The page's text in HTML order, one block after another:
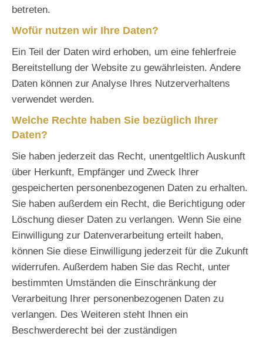
betreten.
Wofür nutzen wir Ihre Daten?
Ein Teil der Daten wird erhoben, um eine fehlerfreie
Bereitstellung der Website zu gewährleisten. Andere
Daten können zur Analyse Ihres Nutzerverhaltens
verwendet werden.
Welche Rechte haben Sie bezüglich Ihrer
Daten?
Sie haben jederzeit das Recht, unentgeltlich Auskunft
über Herkunft, Empfänger und Zweck Ihrer
gespeicherten personenbezogenen Daten zu erhalten.
Sie haben außerdem ein Recht, die Berichtigung oder
Löschung dieser Daten zu verlangen. Wenn Sie eine
Einwilligung zur Datenverarbeitung erteilt haben,
können Sie diese Einwilligung jederzeit für die Zukunft
widerrufen. Außerdem haben Sie das Recht, unter
bestimmten Umständen die Einschränkung der
Verarbeitung Ihrer personenbezogenen Daten zu
verlangen. Des Weiteren steht Ihnen ein
Beschwerderecht bei der zuständigen